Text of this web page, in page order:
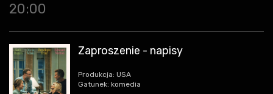
20:00
Zaproszenie - napisy
Produkcja: USA
Gatunek: komedia